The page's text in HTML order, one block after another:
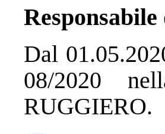
Dal
08/2020
RUGGIERO.